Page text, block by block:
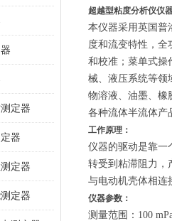
定器
器
定器
定器
超越型粘度分析仪仪
本仪器采用英国普
度和流变特性， 全
和校准；菜单式操
械、液压系统等领
物溶液、油墨、橡
各种流体半流体产
工作原理：
仪器的驱动是靠一
转受到粘滞阻力，
与电动机壳体相连
仪器参数：
测量范围：100